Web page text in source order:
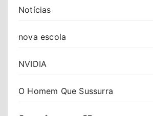
Notícias
nova escola
NVIDIA
O Homem Que Sussurra